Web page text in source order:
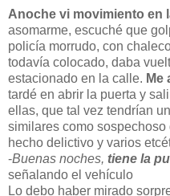
Anoche vi movimiento en
asomarme, escuché que
policía morrudo, con
todavía colocado, daba
estacionado en la calle. Me
tardé en abrir la puerta y
ellas, que tal vez tendrían
similares como
hecho delictivo y varios
-Buenas noches, tiene la
señalando el vehículo
Lo debo haber mirado